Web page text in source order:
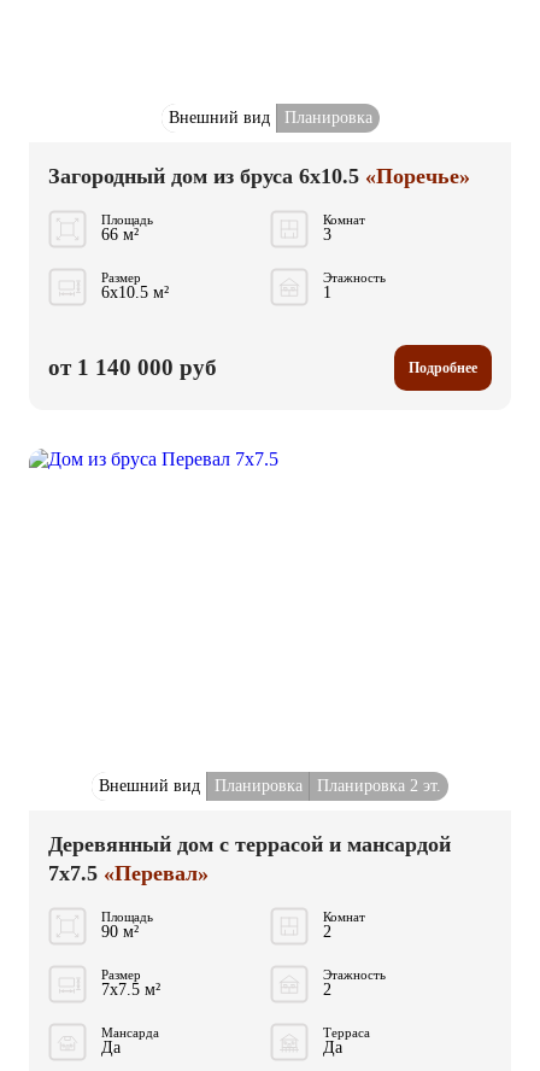
Внешний вид Планировка
Загородный дом из бруса 6x10.5 «Поречье»
Площадь
66 м²
Комнат
3
Размер
6x10.5 м²
Этажность
1
от 1 140 000 руб Подробнее
Внешний вид Планировка Планировка 2 эт.
Деревянный дом с террасой и мансардой
7x7.5 «Перевал»
Площадь
90 м²
Комнат
2
Размер
7x7.5 м²
Этажность
2
Мансарда
Да
Терраса
Да